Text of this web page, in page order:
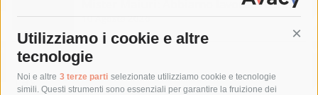
Utilizziamo i cookie e altre
tecnologie
Noi e altre 3 terze parti selezionate utilizziamo cookie e tecnologie
simili. Questi strumenti sono essenziali per garantire la fruizione dei
Mister Maiuri: Abbiamo lavorato bene
10 Agosto 2026
Tag